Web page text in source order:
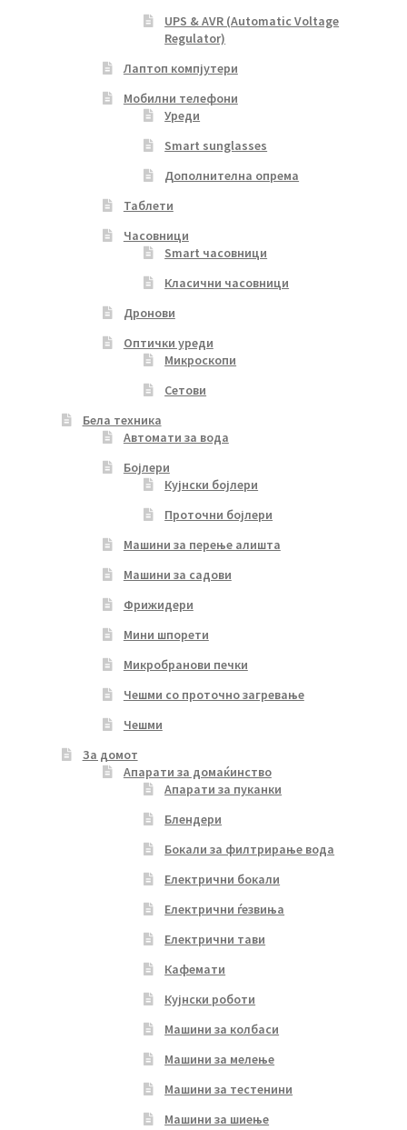
UPS & AVR (Automatic Voltage
Regulator)
Лаптоп компјутери
Мобилни телефони
Уреди
Smart sunglasses
Дополнителна опрема
Таблети
Часовници
Smart часовници
Класични часовници
Дронови
Оптички уреди
Микроскопи
Сетови
Бела техника
Автомати за вода
Бојлери
Кујнски бојлери
Проточни бојлери
Машини за перење алишта
Машини за садови
Фрижидери
Мини шпорети
Микробранови печки
Чешми со проточно загревање
Чешми
За домот
Апарати за домаќинство
Апарати за пуканки
Блендери
Бокали за филтрирање вода
Електрични бокали
Електрични ѓезвиња
Електрични тави
Кафемати
Кујнски роботи
Машини за колбаси
Машини за мелење
Машини за тестенини
Машини за шиење